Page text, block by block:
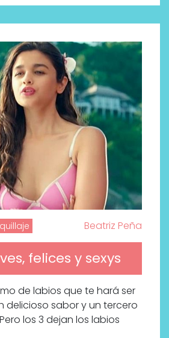
Beatriz Peña
felices y sexys
de labios que te hará ser
delicioso sabor y un tercero
los 3 dejan los labios